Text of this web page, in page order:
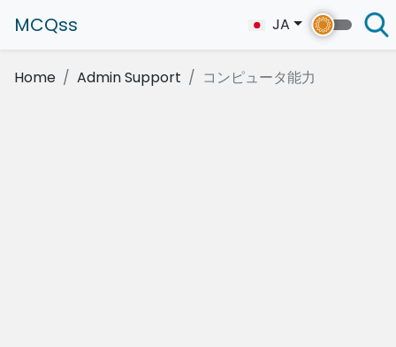
MCQss JA
Home Admin Support コンピュータ能力